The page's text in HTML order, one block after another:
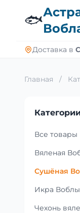
🐟
Доставка в
Главная /
Все товары
Вяленая
Сушёная
Икра Воблы
Чехонь